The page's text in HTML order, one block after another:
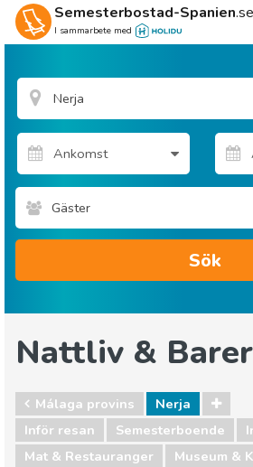
Semesterbostad-Spanien.se
I sammarbete med
Gäster
Sök
Nattliv & Barer
Málaga provins
Nerja
Inför resan
Semesterboende
Mat & Restauranger
Museum &